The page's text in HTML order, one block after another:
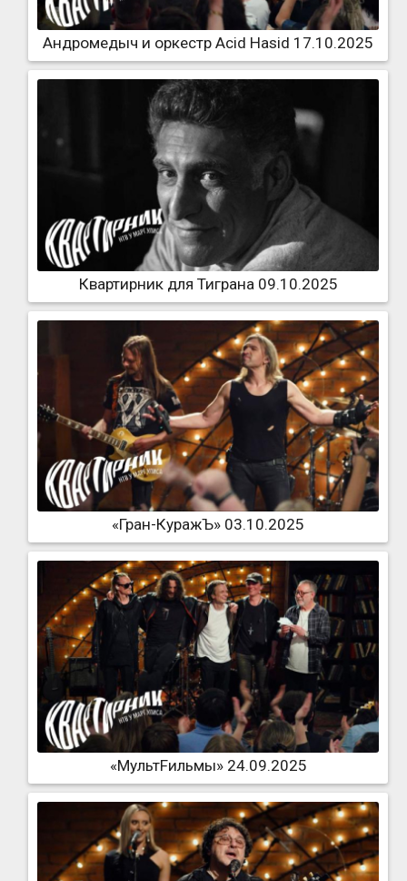
Андромедыч и оркестр Acid Hasid 17.10.2025
Квартирник для Тиграна 09.10.2025
«Гран-КуражЪ» 03.10.2025
«МультFильмы» 24.09.2025